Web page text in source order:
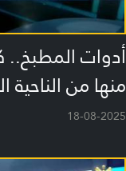
أدوات المطبخ..
منها من الناحية
18-08-2025